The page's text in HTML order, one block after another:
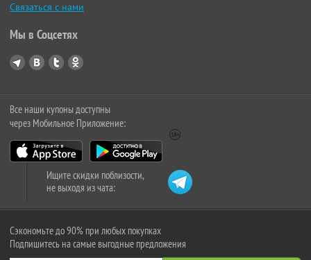
Связаться с нами
Мы в Соцсетях
Все наши купоны доступны
через Мобильное Приложение:
Ищите скидки поблизости,
не выходя из чата:
Сэкономьте до 90% при любых покупках
Подпишитесь на самые выгодные предложения